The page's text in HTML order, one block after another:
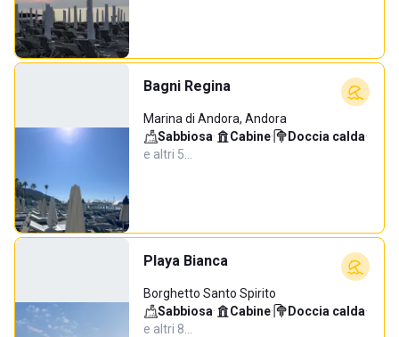
Bagni Regina
Marina di Andora, Andora
Sabbiosa· Cabine· Doccia calda·
e altri 5…
Playa Bianca
Borghetto Santo Spirito
Sabbiosa· Cabine· Doccia calda·
e altri 8…